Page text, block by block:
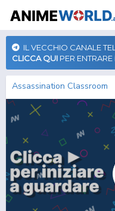
IL VECCHIO CANALE
CLICCA QUI PER
Assassination Classroom